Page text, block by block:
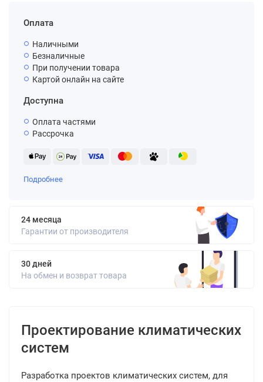
Оплата
Наличными
Безналичные
При получении товара
Картой онлайн на сайте
Доступна
Оплата частями
Рассрочка
Подробнее
24 месяца
Гарантии от производителя
30 дней
На обмен и возврат товара
Проектирование климатических
систем
Разработка проектов климатических систем, для